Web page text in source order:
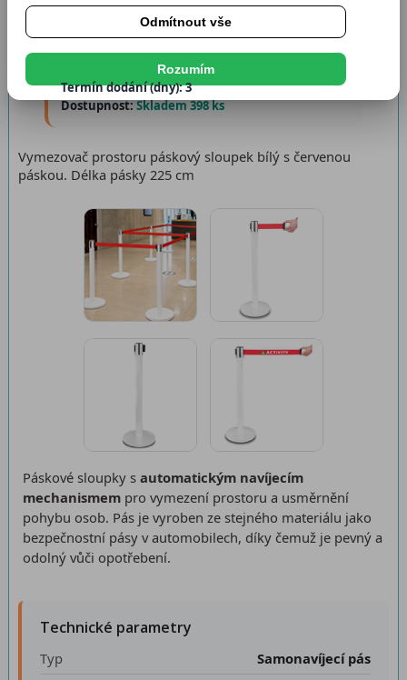
5907451664711
Termín dodání (dny): 3
Dostupnost:Skladem 398 ks
Vymezovač prostoru páskový sloupek bílý s červenou
páskou. Délka pásky 225 cm
Páskové sloupky s automatickým navíjecím
mechanismem pro vymezení prostoru a usměrnění
pohybu osob. Pás je vyroben ze stejného materiálu jako
bezpečnostní pásy v automobilech, díky čemuž je pevný a
odolný vůči opotřebení.
Technické parametry
Typ
Samonavíjecí pás
Odmítnout vše
Rozumím